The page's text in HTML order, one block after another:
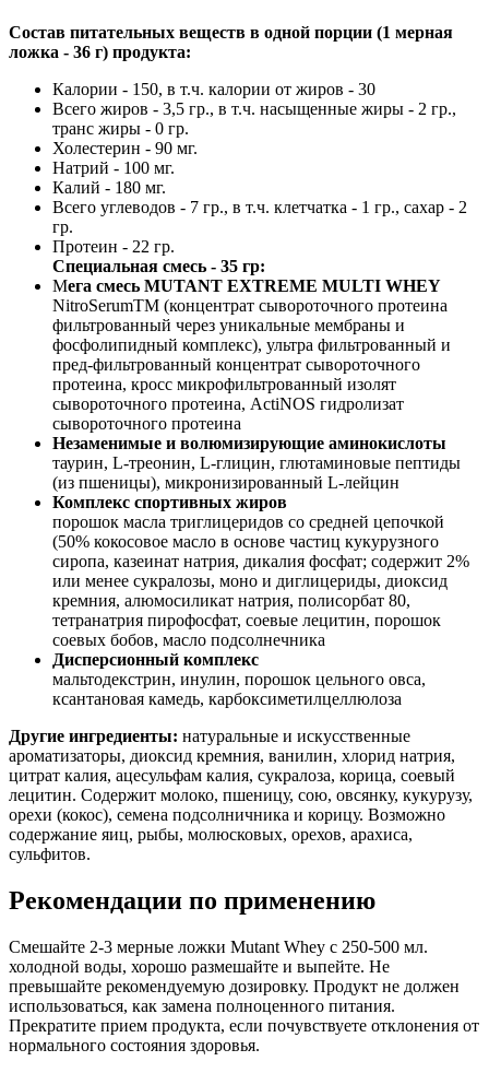
Состав питательных веществ в одной порции (1 мерная
ложка - 36 г) продукта:
Калории - 150, в т.ч. калории от жиров - 30
Всего жиров - 3,5 гр., в т.ч. насыщенные жиры - 2 гр.,
транс жиры - 0 гр.
Холестерин - 90 мг.
Натрий - 100 мг.
Калий - 180 мг.
Всего углеводов - 7 гр., в т.ч. клетчатка - 1 гр., сахар - 2
гр.
Протеин - 22 гр.
Специальная смесь - 35 гр:
Мега смесь MUTANT EXTREME MULTI WHEY
NitroSerumTM (концентрат сывороточного протеина
фильтрованный через уникальные мембраны и
фосфолипидный комплекс), ультра фильтрованный и
пред-фильтрованный концентрат сывороточного
протеина, кросс микрофильтрованный изолят
сывороточного протеина, ActiNOS гидролизат
сывороточного протеина
Незаменимые и волюмизирующие аминокислоты
таурин, L-треонин, L-глицин, глютаминовые пептиды
(из пшеницы), микронизированный L-лейцин
Комплекс спортивных жиров
порошок масла триглицеридов со средней цепочкой
(50% кокосовое масло в основе частиц кукурузного
сиропа, казеинат натрия, дикалия фосфат; содержит 2%
или менее сукралозы, моно и диглицериды, диоксид
кремния, алюмосиликат натрия, полисорбат 80,
тетранатрия пирофосфат, соевые лецитин, порошок
соевых бобов, масло подсолнечника
Дисперсионный комплекс
мальтодекстрин, инулин, порошок цельного овса,
ксантановая камедь, карбоксиметилцеллюлоза
Другие ингредиенты: натуральные и искусственные
ароматизаторы, диоксид кремния, ванилин, хлорид натрия,
цитрат калия, ацесульфам калия, сукралоза, корица, соевый
лецитин. Содержит молоко, пшеницу, сою, овсянку, кукурузу,
орехи (кокос), семена подсолничника и корицу. Возможно
содержание яиц, рыбы, молюсковых, орехов, арахиса,
сульфитов.
Рекомендации по применению
Смешайте 2-3 мерные ложки Mutant Whey с 250-500 мл.
холодной воды, хорошо размешайте и выпейте. Не
превышайте рекомендуемую дозировку. Продукт не должен
использоваться, как замена полноценного питания.
Прекратите прием продукта, если почувствуете отклонения от
нормального состояния здоровья.